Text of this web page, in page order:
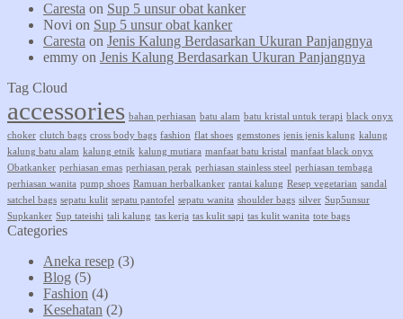
Caresta on Sup 5 unsur obat kanker
Novi on Sup 5 unsur obat kanker
Caresta on Jenis Kalung Berdasarkan Ukuran Panjangnya
emmy on Jenis Kalung Berdasarkan Ukuran Panjangnya
Tag Cloud
accessories bahan perhiasan batu alam batu kristal untuk terapi black onyx
choker clutch bags cross body bags fashion flat shoes gemstones jenis jenis kalung kalung
kalung batu alam kalung etnik kalung mutiara manfaat batu kristal manfaat black onyx
Obatkanker perhiasan emas perhiasan perak perhiasan stainless steel perhiasan tembaga
perhiasan wanita pump shoes Ramuan herbalkanker rantai kalung Resep vegetarian sandal
satchel bags sepatu kulit sepatu pantofel sepatu wanita shoulder bags silver Sup5unsur
Supkanker Sup tateishi tali kalung tas kerja tas kulit sapi tas kulit wanita tote bags
Categories
Aneka resep (3)
Blog (5)
Fashion (4)
Kesehatan (2)